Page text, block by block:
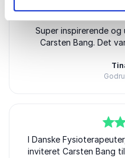
ud af5
Super inspirerende
Carsten Bang. Det
5ud af 5
I Danske
inviteret Carsten Bang